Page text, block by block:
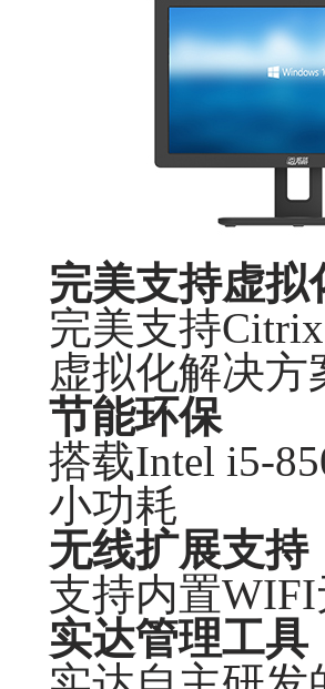
完美支持虚拟
完美支持
虚拟化解决
节能环保
搭载Intel i5-
小功耗
无线扩展支持
支持内置
实达管理工具